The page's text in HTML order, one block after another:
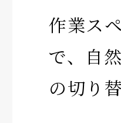
作業ス
で、自
の切り